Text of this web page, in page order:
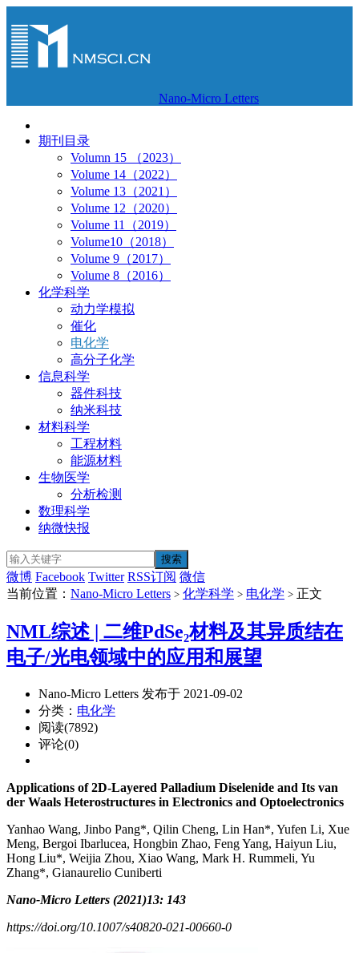
Nano-Micro Letters
期刊目录
Volumn 15 （2023）
Volume 14（2022）
Volume 13（2021）
Volume 12（2020）
Volume 11（2019）
Volume10（2018）
Volume 9（2017）
Volume 8（2016）
化学科学
动力学模拟
催化
电化学
高分子化学
信息科学
器件科技
纳米科技
材料科学
工程材料
能源材料
生物医学
分析检测
数理科学
纳微快报
微博 Facebook Twitter RSS订阅 微信
当前位置： Nano-Micro Letters > 化学科学 > 电化学 > 正文
NML综述 | 二维PdSe₂材料及其异质结在
电子/光电领域中的应用和展望
Nano-Micro Letters 发布于 2021-09-02
分类： 电化学
阅读(7892)
评论(0)
Applications of 2D‑Layered Palladium Diselenide and Its van
der Waals Heterostructures in Electronics and Optoelectronics
Yanhao Wang, Jinbo Pang*, Qilin Cheng, Lin Han*, Yufen Li, Xue
Meng, Bergoi Ibarlucea, Hongbin Zhao, Feng Yang, Haiyun Liu,
Hong Liu*, Weijia Zhou, Xiao Wang, Mark H. Rummeli, Yu
Zhang*, Gianaurelio Cuniberti
Nano-Micro Letters (2021)13: 143
https://doi.org/10.1007/s40820-021-00660-0